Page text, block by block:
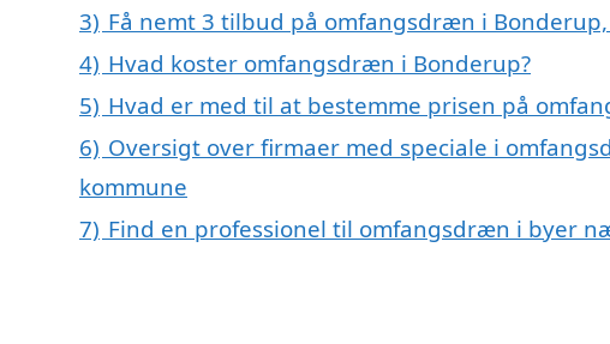
3) Få nemt 3 tilbud på omfangsdræn i
4) Hvad koster omfangsdræn i Bonderup?
5) Hvad er med til at bestemme prisen på
6) Oversigt over firmaer med speciale i
kommune
7) Find en professionel til omfangsdræn i byer